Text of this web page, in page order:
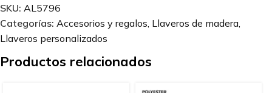
SKU: AL5796
Categorías: Accesorios y regalos, Llaveros de madera,
Llaveros personalizados
Productos relacionados